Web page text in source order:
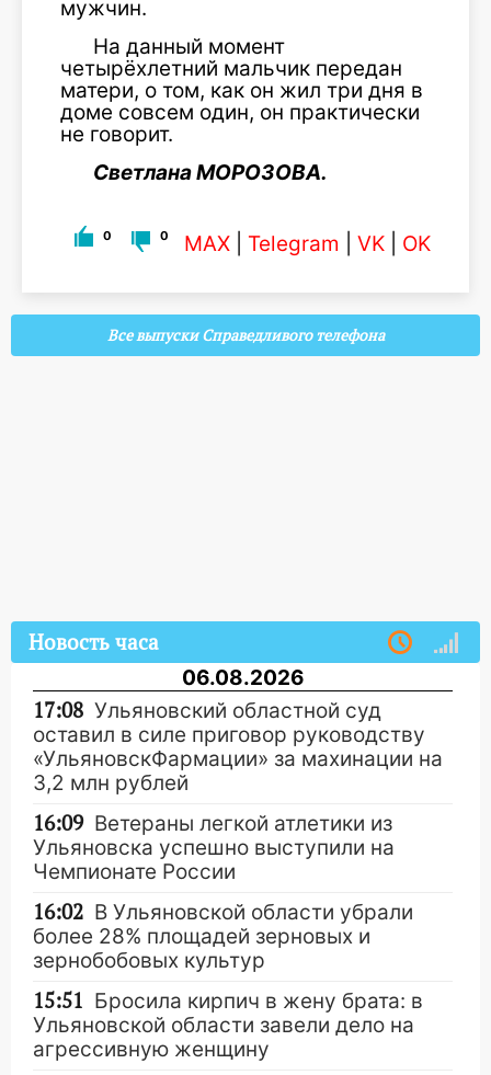
мужчин.
На данный момент
четырёхлетний мальчик передан
матери, о том, как он жил три дня в
доме совсем один, он практически
не говорит.
Светлана МОРОЗОВА.
0 0 MAX Telegram VK OK
Все выпуски Справедливого телефона
Новость часа
06.08.2026
17:08 Ульяновский областной суд
оставил в силе приговор руководству
«УльяновскФармации» за махинации на
3,2 млн рублей
16:09 Ветераны легкой атлетики из
Ульяновска успешно выступили на
Чемпионате России
16:02 В Ульяновской области убрали
более 28% площадей зерновых и
зернобобовых культур
15:51 Бросила кирпич в жену брата: в
Ульяновской области завели дело на
агрессивную женщину